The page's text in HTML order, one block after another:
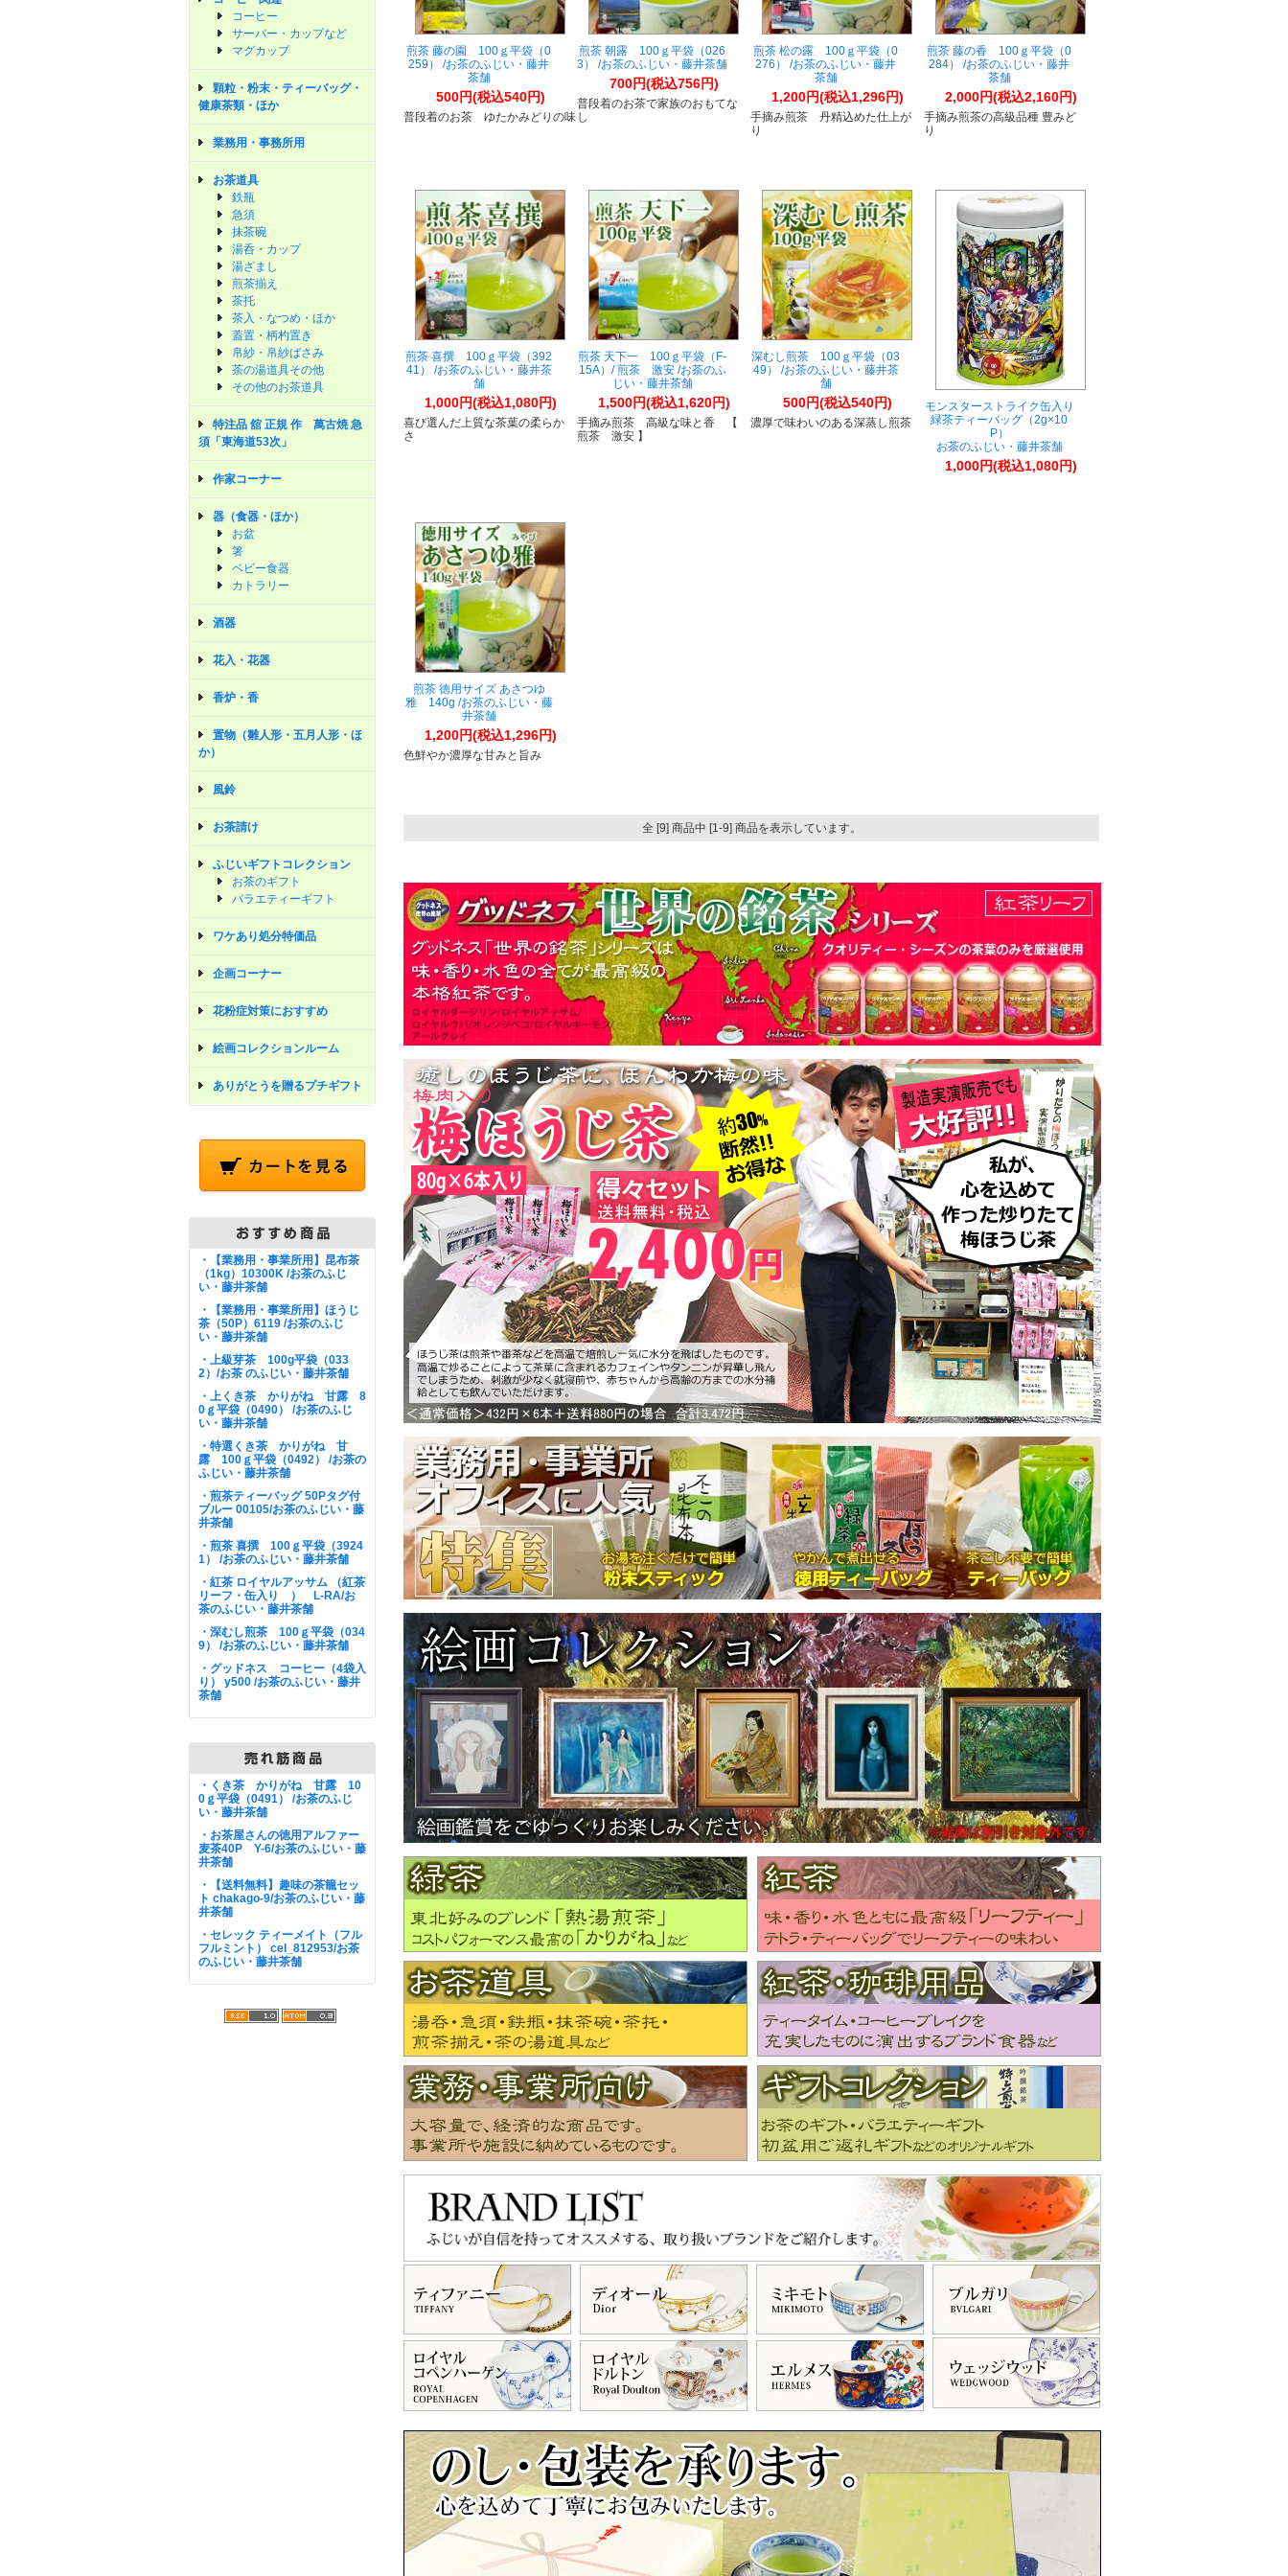
コーヒー
サーバー・カップなど
マグカップ
顆粒・粉末・ティーバッグ・
健康茶類・ほか
業務用・事務所用
お茶道具
鉄瓶
急須
抹茶碗
湯呑・カップ
湯ざまし
煎茶揃え
茶托
茶入・なつめ・ほか
蓋置・柄杓置き
帛紗・帛紗ばさみ
茶の湯道具その他
その他のお茶道具
特注品 舘 正規 作 萬古焼 急
須「東海道53次」
作家コーナー
器（食器・ほか）
お盆
箸
ベビー食器
カトラリー
酒器
花入・花器
香炉・香
置物（雛人形・五月人形・ほ
か）
風鈴
お茶請け
ふじいギフトコレクション
お茶のギフト
バラエティーギフト
ワケあり処分特価品
企画コーナー
花粉症対策におすすめ
絵画コレクションルーム
ありがとうを贈るプチギフト
・【業務用・事業所用】昆布茶
（1kg）10300K /お茶のふじ
い・藤井茶舗
・【業務用・事業所用】ほうじ
茶（50P）6119 /お茶のふじ
い・藤井茶舗
・上級芽茶 100g平袋（033
2）/お茶 のふじい・藤井茶舗
・上くき茶 かりがね 甘露 8
0ｇ平袋（0490） /お茶のふじ
い・藤井茶舗
・特選くき茶 かりがね 甘
露 100ｇ平袋（0492） /お茶の
ふじい・藤井茶舗
・煎茶ティーバッグ 50Pタグ付
ブルー 00105/お茶のふじい・藤
井茶舗
・煎茶 喜撰 100ｇ平袋（3924
1） /お茶のふじい・藤井茶舗
・紅茶 ロイヤルアッサム （紅茶
リーフ・缶入り ） L-RA/お
茶のふじい・藤井茶舗
・深むし煎茶 100ｇ平袋（034
9） /お茶のふじい・藤井茶舗
・グッドネス コーヒー（4袋入
り） y500 /お茶のふじい・藤井
茶舗
・くき茶 かりがね 甘露 10
0ｇ平袋（0491） /お茶のふじ
い・藤井茶舗
・お茶屋さんの徳用アルファー
麦茶40P Y-6/お茶のふじい・藤
井茶舗
・【送料無料】趣味の茶籠セッ
ト chakago-9/お茶のふじい・藤
井茶舗
・セレック ティーメイト（フル
フルミント） cel_812953/お茶
のふじい・藤井茶舗
煎茶 藤の園 100ｇ平袋（0
259） /お茶のふじい・藤井
茶舗
500円(税込540円)
普段着のお茶 ゆたかみどりの味
煎茶 朝露 100ｇ平袋（026
3） /お茶のふじい・藤井茶舗
700円(税込756円)
普段着のお茶で家族のおもてな
し
煎茶 松の露 100ｇ平袋（0
276） /お茶のふじい・藤井
茶舗
1,200円(税込1,296円)
手摘み煎茶 丹精込めた仕上が
り
煎茶 藤の香 100ｇ平袋（0
284） /お茶のふじい・藤井
茶舗
2,000円(税込2,160円)
手摘み煎茶の高級品種 豊みど
り
煎茶 喜撰 100ｇ平袋（392
41） /お茶のふじい・藤井茶
舗
1,000円(税込1,080円)
喜び選んだ上質な茶葉の柔らか
さ
煎茶 天下一 100ｇ平袋（F-
15A）/ 煎茶 激安 /お茶のふ
じい・藤井茶舗
1,500円(税込1,620円)
手摘み煎茶 高級な味と香 【
煎茶 激安 】
深むし煎茶 100ｇ平袋（03
49） /お茶のふじい・藤井茶
舗
500円(税込540円)
濃厚で味わいのある深蒸し煎茶
モンスターストライク缶入り
緑茶ティーバッグ（2g×10
P）
お茶のふじい・藤井茶舗
1,000円(税込1,080円)
煎茶 徳用サイズ あさつゆ
雅 140g /お茶のふじい・藤
井茶舗
1,200円(税込1,296円)
色鮮やか濃厚な甘みと旨み
全 [9] 商品中 [1-9] 商品を表示しています。